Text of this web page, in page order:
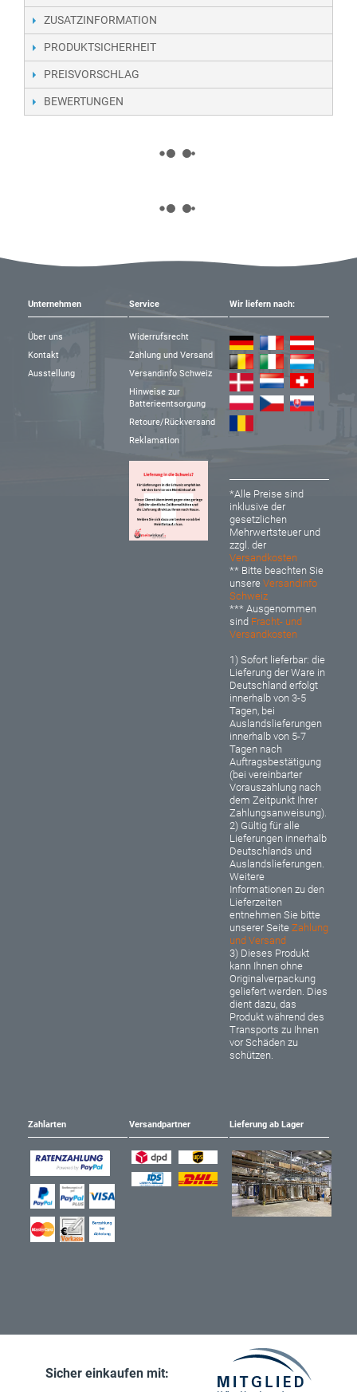
ZUSATZINFORMATION
PRODUKTSICHERHEIT
PREISVORSCHLAG
BEWERTUNGEN
Unternehmen
Über uns
Kontakt
Ausstellung
Service
Widerrufsrecht
Zahlung und Versand
Versandinfo Schweiz
Hinweise zur
Batterieentsorgung
Retoure/Rückversand
Reklamation
Wir liefern nach:
*Alle Preise sind
inklusive der
gesetzlichen
Mehrwertsteuer und
zzgl. der
Versandkosten
** Bitte beachten Sie
unsereVersandinfo
Schweiz
*** Ausgenommen
sind Fracht- und
Versandkosten
1) Sofort lieferbar: die
Lieferung der Ware in
Deutschland erfolgt
innerhalb von 3-5
Tagen, bei
Auslandslieferungen
innerhalb von 5-7
Tagen nach
Auftragsbestätigung
(bei vereinbarter
Vorauszahlung nach
dem Zeitpunkt Ihrer
Zahlungsanweisung).
2) Gültig für alle
Lieferungen innerhalb
Deutschlands und
Auslandslieferungen.
Weitere
Informationen zu den
Lieferzeiten
entnehmen Sie bitte
unserer SeiteZahlung
und Versand
3) Dieses Produkt
kann Ihnen ohne
Originalverpackung
geliefert werden. Dies
dient dazu, das
Produkt während des
Transports zu Ihnen
vor Schäden zu
schützen.
Zahlarten Versandpartner Lieferung ab Lager
Sicher einkaufen mit: